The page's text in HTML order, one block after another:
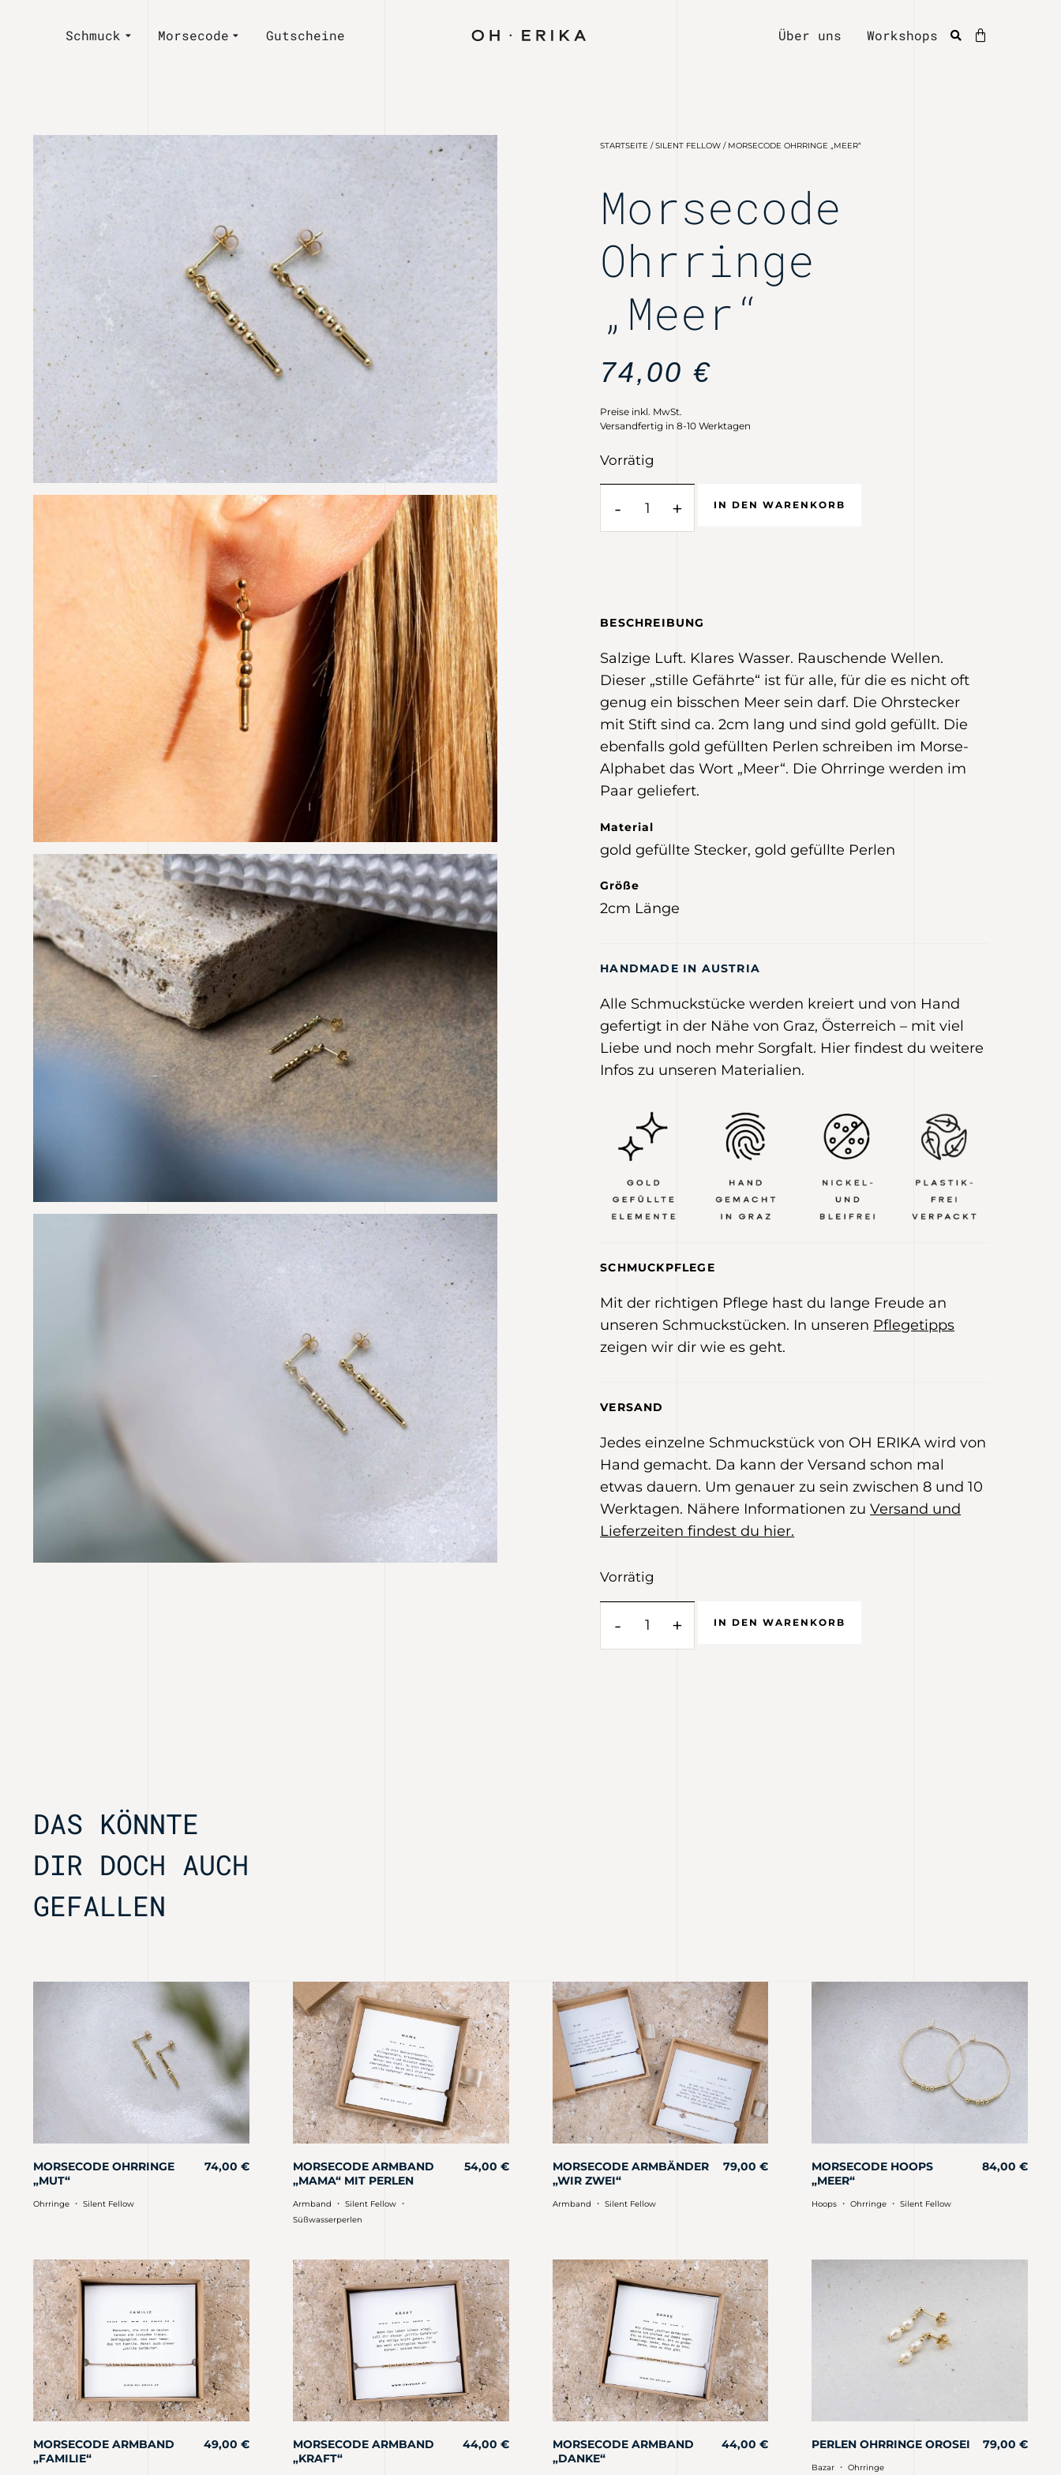
Schmuck Morsecode Gutscheine Über uns Workshops
STARTSEITE /SILENT FELLOW / MORSECODE OHRRINGE „MEER“
Morsecode
Ohrringe
„Meer“
74,00€
Preise inkl. MwSt.
Versandfertig in 8-10 Werktagen
Vorrätig
- + IN DEN WARENKORB
BESCHREIBUNG
Salzige Luft. Klares Wasser. Rauschende Wellen.
Dieser „stille Gefährte“ ist für alle, für die es nicht oft
genug ein bisschen Meer sein darf. Die Ohrstecker
mit Stift sind ca. 2cm lang und sind gold gefüllt. Die
ebenfalls gold gefüllten Perlen schreiben im Morse-
Alphabet das Wort „Meer“. Die Ohrringe werden im
Paar geliefert.
Material
gold gefüllte Stecker, gold gefüllte Perlen
Größe
2cm Länge
HANDMADE IN AUSTRIA
Alle Schmuckstücke werden kreiert und von Hand
gefertigt in der Nähe von Graz, Österreich – mit viel
Liebe und noch mehr Sorgfalt. Hier findest du weitere
Infos zu unseren Materialien.
SCHMUCKPFLEGE
Mit der richtigen Pflege hast du lange Freude an
unseren Schmuckstücken. In unseren Pflegetipps
zeigen wir dir wie es geht.
VERSAND
Jedes einzelne Schmuckstück von OH ERIKA wird von
Hand gemacht. Da kann der Versand schon mal
etwas dauern. Um genauer zu sein zwischen 8 und 10
Werktagen. Nähere Informationen zuVersand und
Lieferzeiten findest du hier.
Vorrätig
- + IN DEN WARENKORB
DAS KÖNNTE
DIR DOCH AUCH
GEFALLEN
MORSECODE OHRRINGE
„MUT“
74,00 €
Ohrringe ・ Silent Fellow
MORSECODE ARMBAND
„MAMA“ MIT PERLEN
54,00 €
Armband ・ Silent Fellow・
Süßwasserperlen
MORSECODE ARMBÄNDER
„WIR ZWEI“
79,00€
Armband ・ Silent Fellow
MORSECODE HOOPS
„MEER“
84,00 €
Hoops ・Ohrringe ・Silent Fellow
MORSECODE ARMBAND
„FAMILIE“
49,00 €
MORSECODE ARMBAND
„KRAFT“
44,00 €
MORSECODE ARMBAND
„DANKE“
44,00€ PERLEN OHRRINGE OROSEI 79,00 €
Bazar ・Ohrringe